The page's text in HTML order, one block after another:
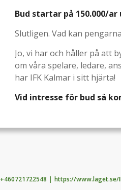
Bud startar pả 150.000/ar
Slutligen. Vad kan
Jo, vi har och håller på att
om våra spelare, ledare,
har IFK Kalmar i sitt hjärta!
Vid intresse för bud så
+460721722548 https://www.laget.se/